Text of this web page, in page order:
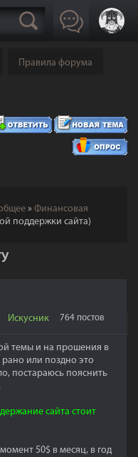
Правила форума
» Финансовая
поддержки сайта)
Искусник 764 постов
темы и на прошения в
или поздно это
постараюсь пояснить
сайта стоит
50$ в месяц, в год